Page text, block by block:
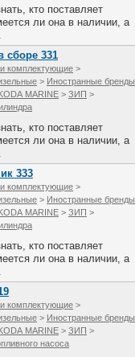
кто поставляет
ли она в наличии, а
сборе 331
комплектующие >
> Иностранные бренды
MARINE > ЗИП >
кто поставляет
ли она в наличии, а
333
комплектующие >
> Иностранные бренды
MARINE > ЗИП >
кто поставляет
ли она в наличии, а
комплектующие >
> Иностранные бренды
MARINE > ЗИП >
насоса